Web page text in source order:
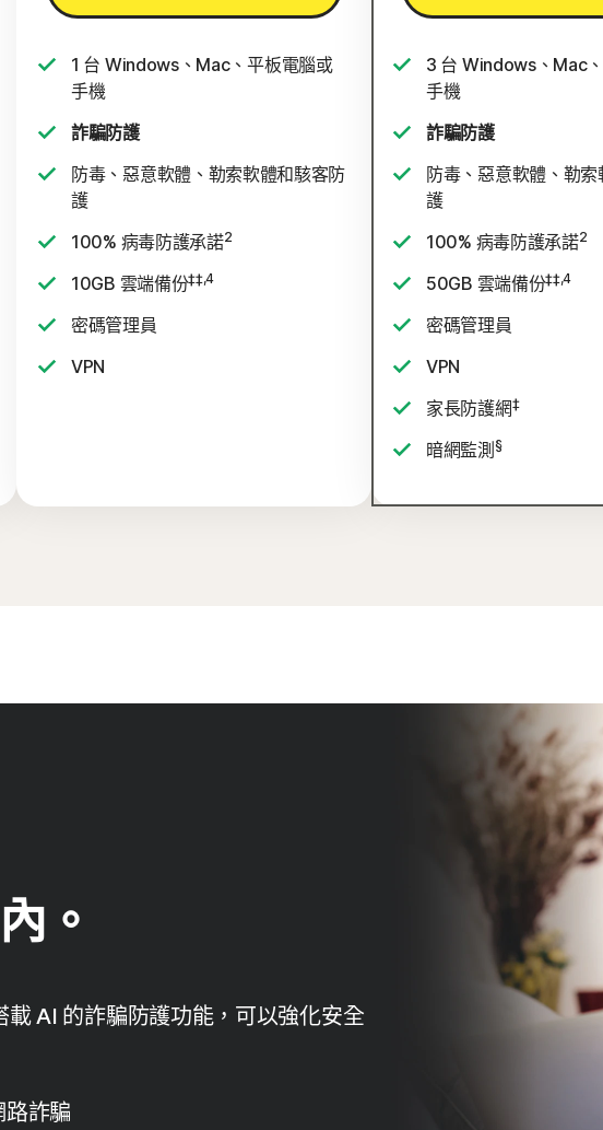
1 台 Windows、Mac、平板電腦或
手機
詐騙防護
防毒、惡意軟體、勒索軟體和駭客防
護
100% 病毒防護承諾2
10GB 雲端備份‡‡,4
密碼管理員
VPN
3 台 Windows、Mac
手機
詐騙防護
防毒、惡意軟體、勒
護
100% 病毒防護承諾2
50GB 雲端備份‡‡,4
密碼管理員
VPN
家長防護網‡
暗網監測 §
。
AI 的詐騙防護功能，可以強化安全
路詐騙